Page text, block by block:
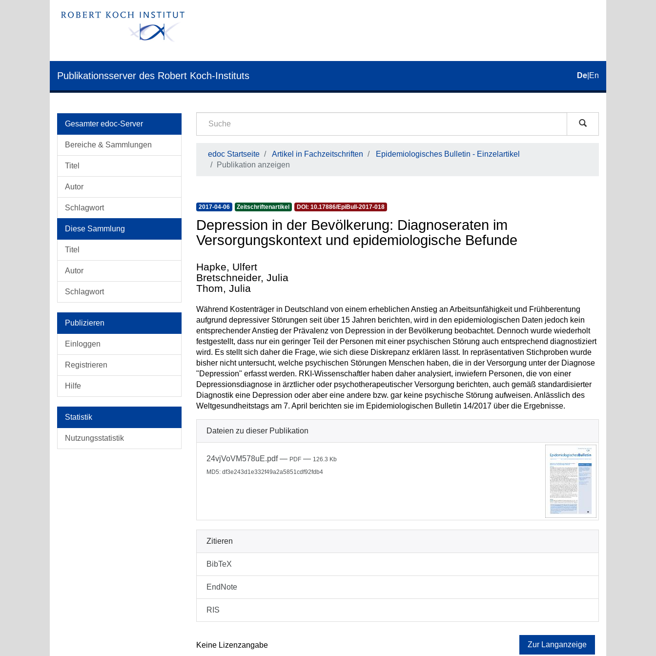
Publikationsserver des Robert Koch-Instituts De En
Gesamter edoc-Server
Bereiche & Sammlungen
Titel
Autor
Schlagwort
Diese Sammlung
Titel
Autor
Schlagwort
Publizieren
Einloggen
Registrieren
Hilfe
Statistik
Nutzungsstatistik
edoc Startseite Artikel in Fachzeitschriften
Epidemiologisches Bulletin - Einzelartikel
Publikation anzeigen
2017-04-06 Zeitschriftenartikel DOI: 10.17886/EpiBull-2017-018
Depression in der Bevölkerung: Diagnoseraten im
Versorgungskontext und epidemiologische Befunde
Hapke, Ulfert
Bretschneider, Julia
Thom, Julia
Während Kostenträger in Deutschland von einem erheblichen Anstieg an Arbeitsunfähigkeit und Frühberentung
aufgrund depressiver Störungen seit über 15 Jahren berichten, wird in den epidemiologischen Daten jedoch kein
entsprechender Anstieg der Prävalenz von Depression in der Bevölkerung beobachtet. Dennoch wurde wiederholt
festgestellt, dass nur ein geringer Teil der Personen mit einer psychischen Störung auch entsprechend diagnostiziert
wird. Es stellt sich daher die Frage, wie sich diese Diskrepanz erklären lässt. In repräsentativen Stichproben wurde
bisher nicht untersucht, welche psychischen Störungen Menschen haben, die in der Versorgung unter der Diagnose
"Depression" erfasst werden. RKI-Wissenschaftler haben daher analysiert, inwiefern Personen, die von einer
Depressionsdiagnose in ärztlicher oder psychotherapeutischer Versorgung berichten, auch gemäß standardisierter
Diagnostik eine Depression oder aber eine andere bzw. gar keine psychische Störung aufweisen. Anlässlich des
Weltgesundheitstags am 7. April berichten sie im Epidemiologischen Bulletin 14/2017 über die Ergebnisse.
Dateien zu dieser Publikation
24vjVoVM578uE.pdf— PDF — 126.3 Kb
MD5: df3e243d1e332f49a2a5851cdf92fdb4
Zitieren
BibTeX
EndNote
RIS
Keine Lizenzangabe Zur Langanzeige